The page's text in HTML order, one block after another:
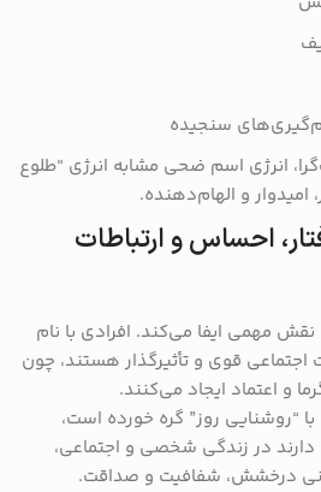
سنجیده
انرژی اسم ضحی مشابه انرژی “طلوع
امیدوار و الهام‌دهنده.
احساس و ارتباطات
نقش مهمی ایفا می‌کند. افرادی با نام
اجتماعی قوی و تأثیرگذار هستند، چون
و اعتماد ایجاد می‌کنند.
“روشنایی روز” گره خورده است،
دارند در زندگی شخصی و اجتماعی،
درخشش، شفافیت و صداقت.